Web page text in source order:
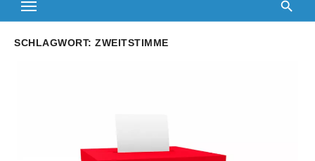
SCHLAGWORT: ZWEITSTIMME